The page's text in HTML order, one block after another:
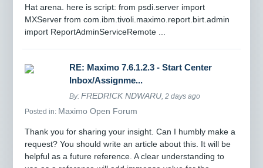
Hat arena. here is script: from psdi.server import
MXServer from com.ibm.tivoli.maximo.report.birt.admin
import ReportAdminServiceRemote ...
RE: Maximo 7.6.1.2.3 - Start Center
Inbox/Assignme...
By:FREDRICK NDWARU , 2 days ago
Posted in: Maximo Open Forum
Thank you for sharing your insight. Can I humbly make a
request? You should write an article about this. It will be
helpful as a future reference. A clear understanding to